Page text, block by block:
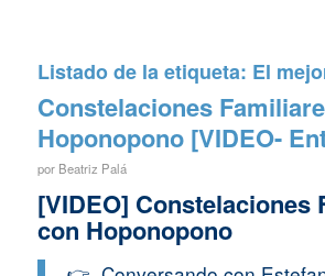
Listado de la etiqueta: El
Constelaciones
Hoponopono [VIDEO-
por Beatriz Palá
[VIDEO] Constelaciones
con Hoponopono